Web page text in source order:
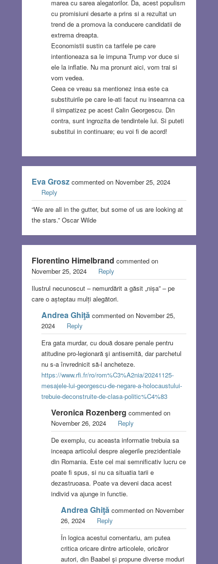
marea cu sarea alegatorilor. Da, acest populism
cu promisiuni desarte a prins si a rezultat un
trend de a promova la conducere candidatii de
extrema dreapta.
Economistii sustin ca tarifele pe care
intentioneaza sa le impuna Trump vor duce si
ele la inflatie. Nu ma pronunt aici, vom trai si
vom vedea.
Ceea ce vreau sa mentionez insa este ca
substituirile pe care le-ati facut nu inseamna ca
il simpatizez pe acest Calin Georgescu. Din
contra, sunt ingrozita de tendintele lui. Si puteti
substitui in continuare; eu voi fi de acord!
Eva Groszcommented on November 25, 2024
Reply
“We are all in the gutter, but some of us are looking at
the stars.” Oscar Wilde
Florentino Himelbrand commented on
November 25, 2024
Reply
Ilustrul necunoscut – nemurdărit a găsit „nișa” – pe
care o așteptau mulți alegători.
Andrea Ghiţă commented on November 25,
2024
Reply
Era gata murdar, cu două dosare penale pentru
atitudine pro-legionară şi antisemită, dar parchetul
nu s-a învrednicit să-l ancheteze.
https://www.rfi.fr/ro/rom%C3%A2nia/20241125-
mesajele-lui-georgescu-de-negare-a-holocaustului-
trebuie-deconstruite-de-clasa-politic%C4%83
Veronica Rozenberg commented on
November 26, 2024
Reply
De exemplu, cu aceasta informatie trebuia sa
inceapa articolul despre alegerile prezidentiale
din Romania. Este cel mai semnificativ lucru ce
poate fi spus, si nu ca situatia tarii e
dezastruoasa. Poate va deveni daca acest
individ va ajunge in functie.
Andrea Ghiţă commented on November
26, 2024
Reply
În logica acestui comentariu, am putea
critica oricare dintre articolele, oricăror
autori, din Baabel şi propune diverse moduri